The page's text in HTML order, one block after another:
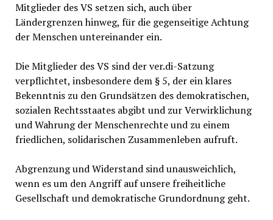
Mitglieder des VS setzen sich, auch über
Ländergrenzen hinweg, für die gegenseitige Achtung
der Menschen untereinander ein.
Die Mitglieder des VS sind der ver.di-Satzung
verpflichtet, insbesondere dem § 5, der ein klares
Bekenntnis zu den Grundsätzen des demokratischen,
sozialen Rechtsstaates abgibt und zur Verwirklichung
und Wahrung der Menschenrechte und zu einem
friedlichen, solidarischen Zusammenleben aufruft.
Abgrenzung und Widerstand sind unausweichlich,
wenn es um den Angriff auf unsere freiheitliche
Gesellschaft und demokratische Grundordnung geht.